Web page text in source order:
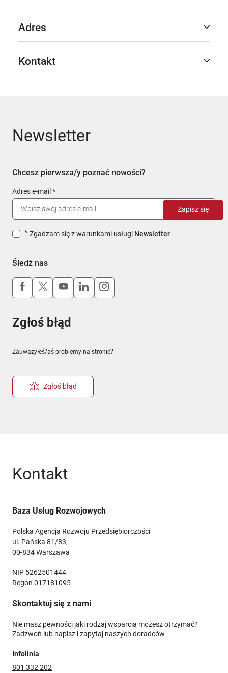
Adres
Kontakt
Newsletter
Chcesz pierwsza/y poznać nowości?
Adres e-mail
Zgadzam się z warunkami usługi Newsletter
Zapisz się
Śledź nas
Uwaga, link otworzy się w nowym oknie
Uwaga, link otworzy się w nowym oknie
Uwaga, link otworzy się w nowym
Uwaga, link otworzy się w
Uwaga, link otworzy się w
Zgłoś błąd
Zauważyłeś/aś problemy na stronie?
Zgłoś błąd
Kontakt
Baza Usług Rozwojowych
Polska Agencja Rozwoju Przedsiębiorczości
ul. Pańska 81/83,
00-834 Warszawa
NIP 5262501444
Regon 017181095
Skontaktuj się z nami
Nie masz pewności jaki rodzaj wsparcia możesz otrzymać?
Zadzwoń lub napisz i zapytaj naszych doradców
Infolinia
801 332 202